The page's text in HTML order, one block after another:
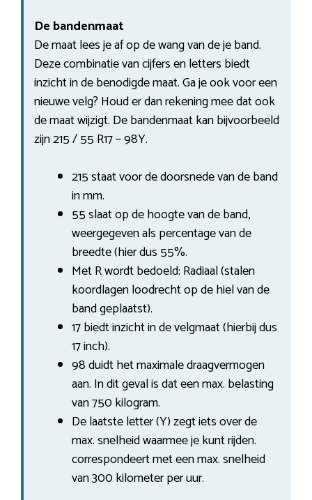
De bandenmaat
De maat lees je af op de wang van de je band.
Deze combinatie van cijfers en letters biedt
inzicht in de benodigde maat. Ga je ook voor een
nieuwe velg? Houd er dan rekening mee dat ook
de maat wijzigt. De bandenmaat kan bijvoorbeeld
zijn 215 / 55 R17 – 98Y.
215 staat voor de doorsnede van de band
in mm.
55 slaat op de hoogte van de band,
weergegeven als percentage van de
breedte (hier dus 55%.
Met R wordt bedoeld: Radiaal (stalen
koordlagen loodrecht op de hiel van de
band geplaatst).
17 biedt inzicht in de velgmaat (hierbij dus
17 inch).
98 duidt het maximale draagvermogen
aan. In dit geval is dat een max. belasting
van 750 kilogram.
De laatste letter (Y) zegt iets over de
max. snelheid waarmee je kunt rijden.
correspondeert met een max. snelheid
van 300 kilometer per uur.